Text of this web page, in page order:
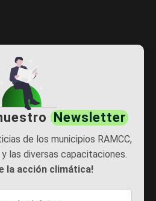
Newsletter
de los municipios RAMCC,
las diversas capacitaciones.
la acción climática!